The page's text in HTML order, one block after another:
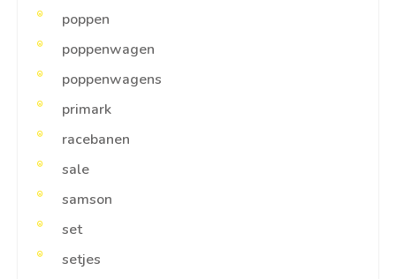
poppen
poppenwagen
poppenwagens
primark
racebanen
sale
samson
set
setjes